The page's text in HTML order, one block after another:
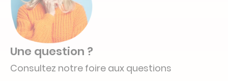
Une question ?
Consultez notre foire aux questions